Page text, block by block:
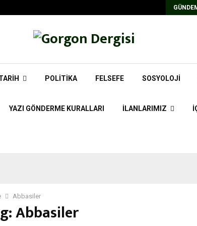
POLITIKA FELSEFE SOSYOLOJI
YAZI GÖNDERME KURALLARI İLANLARIMIZ
Abbasiler
Abbasiler